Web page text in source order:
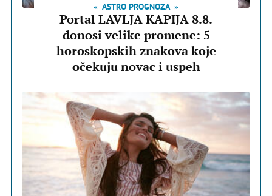
ASTRO PROGNOZA
Portal LAVLJA KAPIJA 8.8.
donosi velike promene: 5
horoskopskih znakova koje
očekuju novac i uspeh